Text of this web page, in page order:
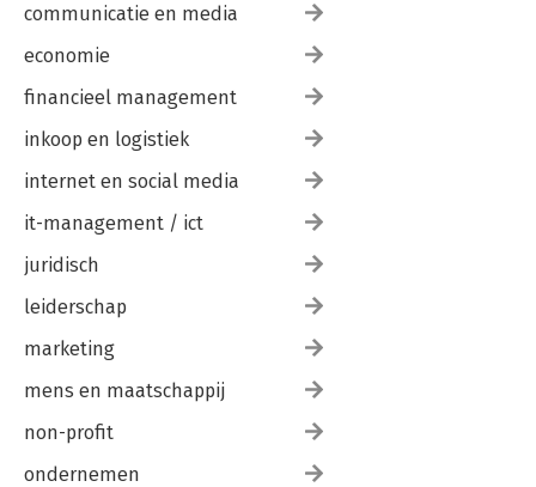
communicatie en media
economie
financieel management
inkoop en logistiek
internet en social media
it-management / ict
juridisch
leiderschap
marketing
mens en maatschappij
non-profit
ondernemen